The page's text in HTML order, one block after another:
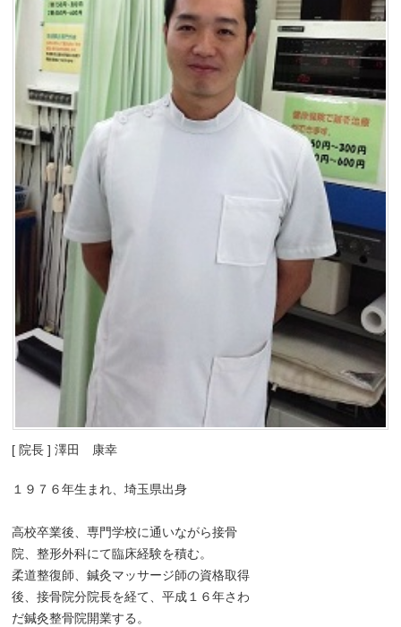
[ 院長 ] 澤田 康幸
１９７６年生まれ、埼玉県出身
高校卒業後、専門学校に通いながら接骨
院、整形外科にて臨床経験を積む。
柔道整復師、鍼灸マッサージ師の資格取得
後、接骨院分院長を経て、平成１６年さわ
だ鍼灸整骨院開業する。